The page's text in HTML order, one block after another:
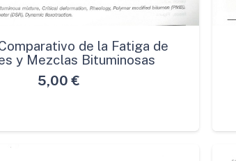
de la Fatiga de
y Mezclas Bituminosas
5,00 €